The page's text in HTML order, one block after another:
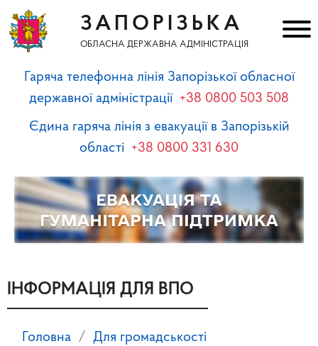
ЗАПОРІЗЬКА
ОБЛАСНА ДЕРЖАВНА АДМІНІСТРАЦІЯ
Гаряча телефонна лінія Запорізької обласної
державної адміністрації +38 0800 503 508
Єдина гаряча лінія з евакуації в Запорізькій
області +38 0800 331 630
ІНФОРМАЦІЯ ДЛЯ ВПО
Головна
Для громадськості